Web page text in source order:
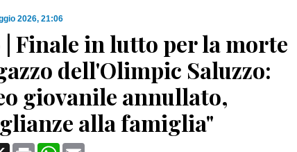
2026, 21:06
| Finale in lutto per la morte
dell'Olimpic Saluzzo:
giovanile annullato,
alla famiglia"
X Print WhatsApp